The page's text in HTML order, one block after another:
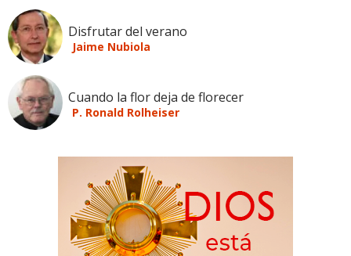
Disfrutar del verano
Jaime Nubiola
Cuando la flor deja de florecer
P. Ronald Rolheiser